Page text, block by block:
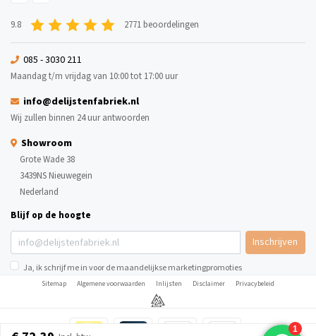
9.8 2771 beoordelingen
085 - 3030 211
Maandag t/m vrijdag van 10:00 tot 17:00 uur
info@delijstenfabriek.nl
Wij zullen binnen 24 uur antwoorden
Showroom
Grote Wade 38
3439NS Nieuwegein
Nederland
Blijf op de hoogte
Inschrijven
Ja, ik schrijf me in voor de maandelijkse marketingpromoties
Sitemap Algemene voorwaarden Inlijsten Disclaimer Privacybeleid